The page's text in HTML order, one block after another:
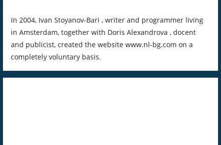
In 2004, Ivan Stoyanov-Bari , writer and programmer living
in Amsterdam, together with Doris Alexandrova , docent
and publicist, created the website www.nl-bg.com on a
completely voluntary basis.